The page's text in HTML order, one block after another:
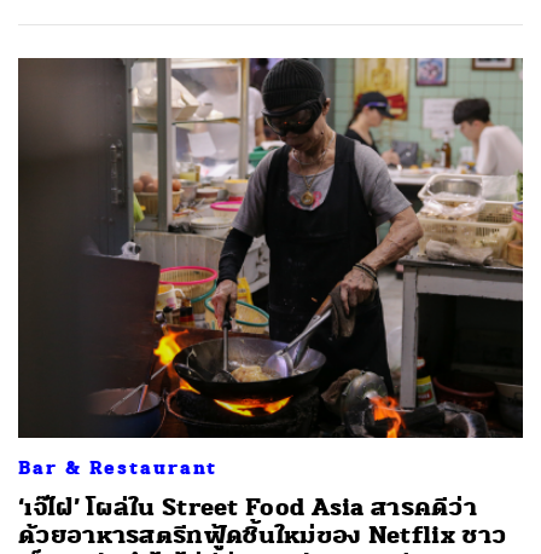
Bar & Restaurant
‘เจ๊ไฝ’ โผล่ใน Street Food Asia สารคดีว่า
ด้วยอาหารสตรีทฟู้ดชิ้นใหม่ของ Netflix ชาว